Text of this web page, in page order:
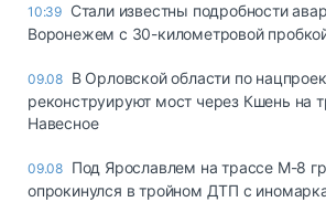
10:39 Стали известны подробности
Воронежем с 30-километровой
09.08 В Орловской области по
реконструируют мост через Кшень на
Навесное
09.08 Под Ярославлем на трассе М-8
опрокинулся в тройном ДТП с